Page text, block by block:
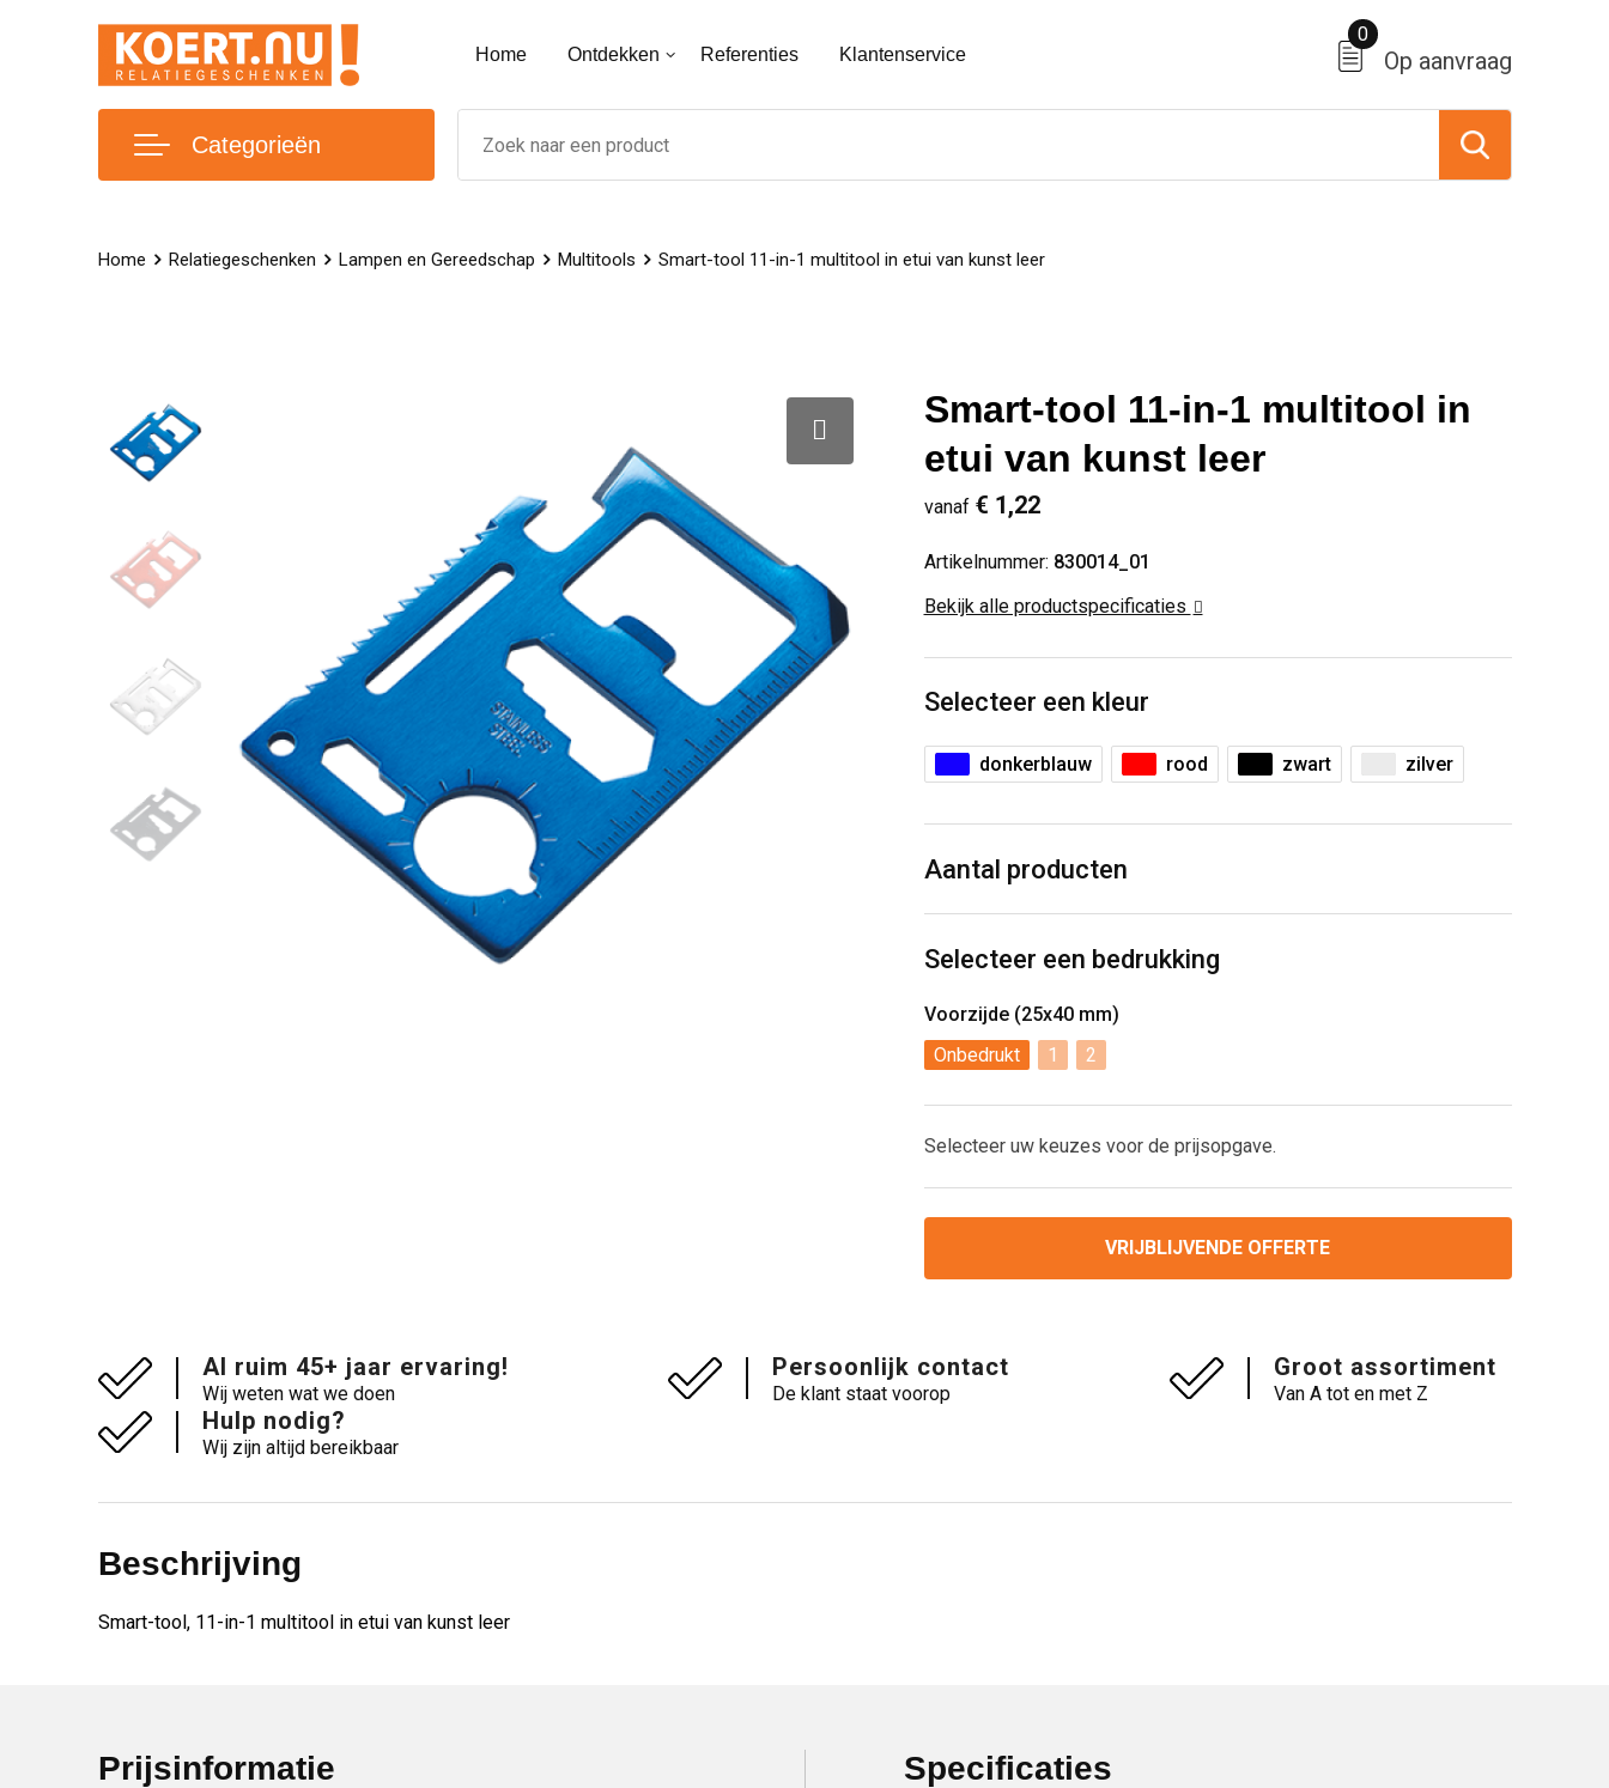
Home Ontdekken Referenties Klantenservice Op aanvraag
0
Categorieën
Home Relatiegeschenken Lampen en Gereedschap Multitools Smart-tool 11-in-1 multitool in etui van kunst leer
Smart-tool 11-in-1 multitool in
etui van kunst leer
vanaf € 1,22
Artikelnummer: 830014_01
Bekijk alle productspecificaties
Selecteer een kleur
donkerblauw rood zwart zilver
Aantal producten
Selecteer een bedrukking
Voorzijde (25x40 mm)
Onbedrukt
1 2
Selecteer uw keuzes voor de prijsopgave.
VRIJBLIJVENDE OFFERTE
Al ruim 45+ jaar ervaring!
Wij weten wat we doen
Persoonlijk contact
De klant staat voorop
Groot assortiment
Van A tot en met Z
Hulp nodig?
Wij zijn altijd bereikbaar
Beschrijving
Smart-tool, 11-in-1 multitool in etui van kunst leer
Prijsinformatie Specificaties